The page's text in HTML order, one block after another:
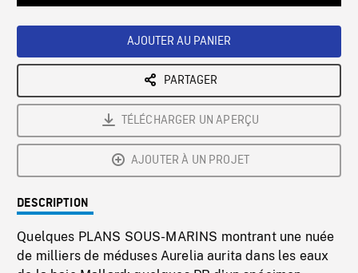
AJOUTER AU PANIER
PARTAGER
TÉLÉCHARGER UN APERÇU
AJOUTER À UN PROJET
DESCRIPTION
Quelques PLANS SOUS-MARINS montrant une nuée
de milliers de méduses Aurelia aurita dans les eaux